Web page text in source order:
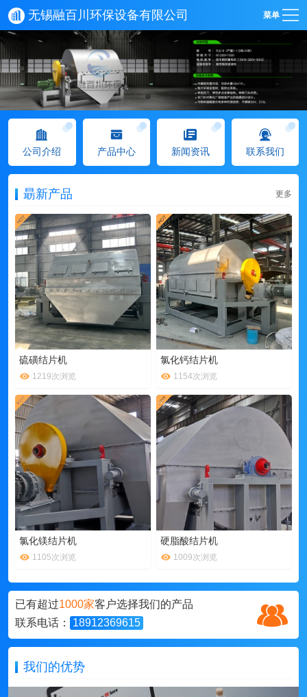
无锡融百川环保设备有限公司 菜单
公司介绍 产品中心 新闻资讯 联系我们
朂新产品 更多
硫磺结片机
1219次浏览
氯化钙结片机
1154次浏览
氯化镁结片机
1105次浏览
硬脂酸结片机
1009次浏览
已有超过1000家客户选择我们的产品
联系电话：
18912369615
我们的优势